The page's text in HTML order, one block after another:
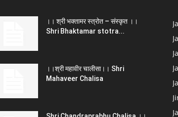
।। श्री भक्तामर स्त्रोत – संस्कृत ।।
Shri Bhaktamar stotra...
।।श्री महावीर चालीसा।। Shri
Mahaveer Chalisa